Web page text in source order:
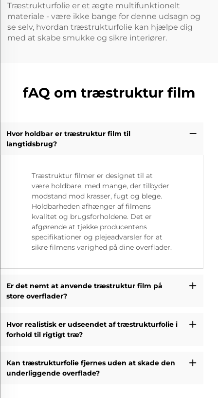
Træstrukturfolie er et ægte multifunktionelt
materiale - være ikke bange for denne udsagn og
se selv, hvordan træstrukturfolie kan hjælpe dig
med at skabe smukke og sikre interiører.
fAQ om træstruktur film
Hvor holdbar er træstruktur film til
langtidsbrug?
Træstruktur filmer er designet til at
være holdbare, med mange, der tilbyder
modstand mod krasser, fugt og blege.
Holdbarheden afhænger af filmens
kvalitet og brugsforholdene. Det er
afgørende at tjekke producentens
specifikationer og plejeadvarsler for at
sikre filmens varighed på dine overflader.
Er det nemt at anvende træstruktur film på
store overflader?
Hvor realistisk er udseendet af træstrukturfolie i
forhold til rigtigt træ?
Kan træstrukturfolie fjernes uden at skade den
underliggende overflade?